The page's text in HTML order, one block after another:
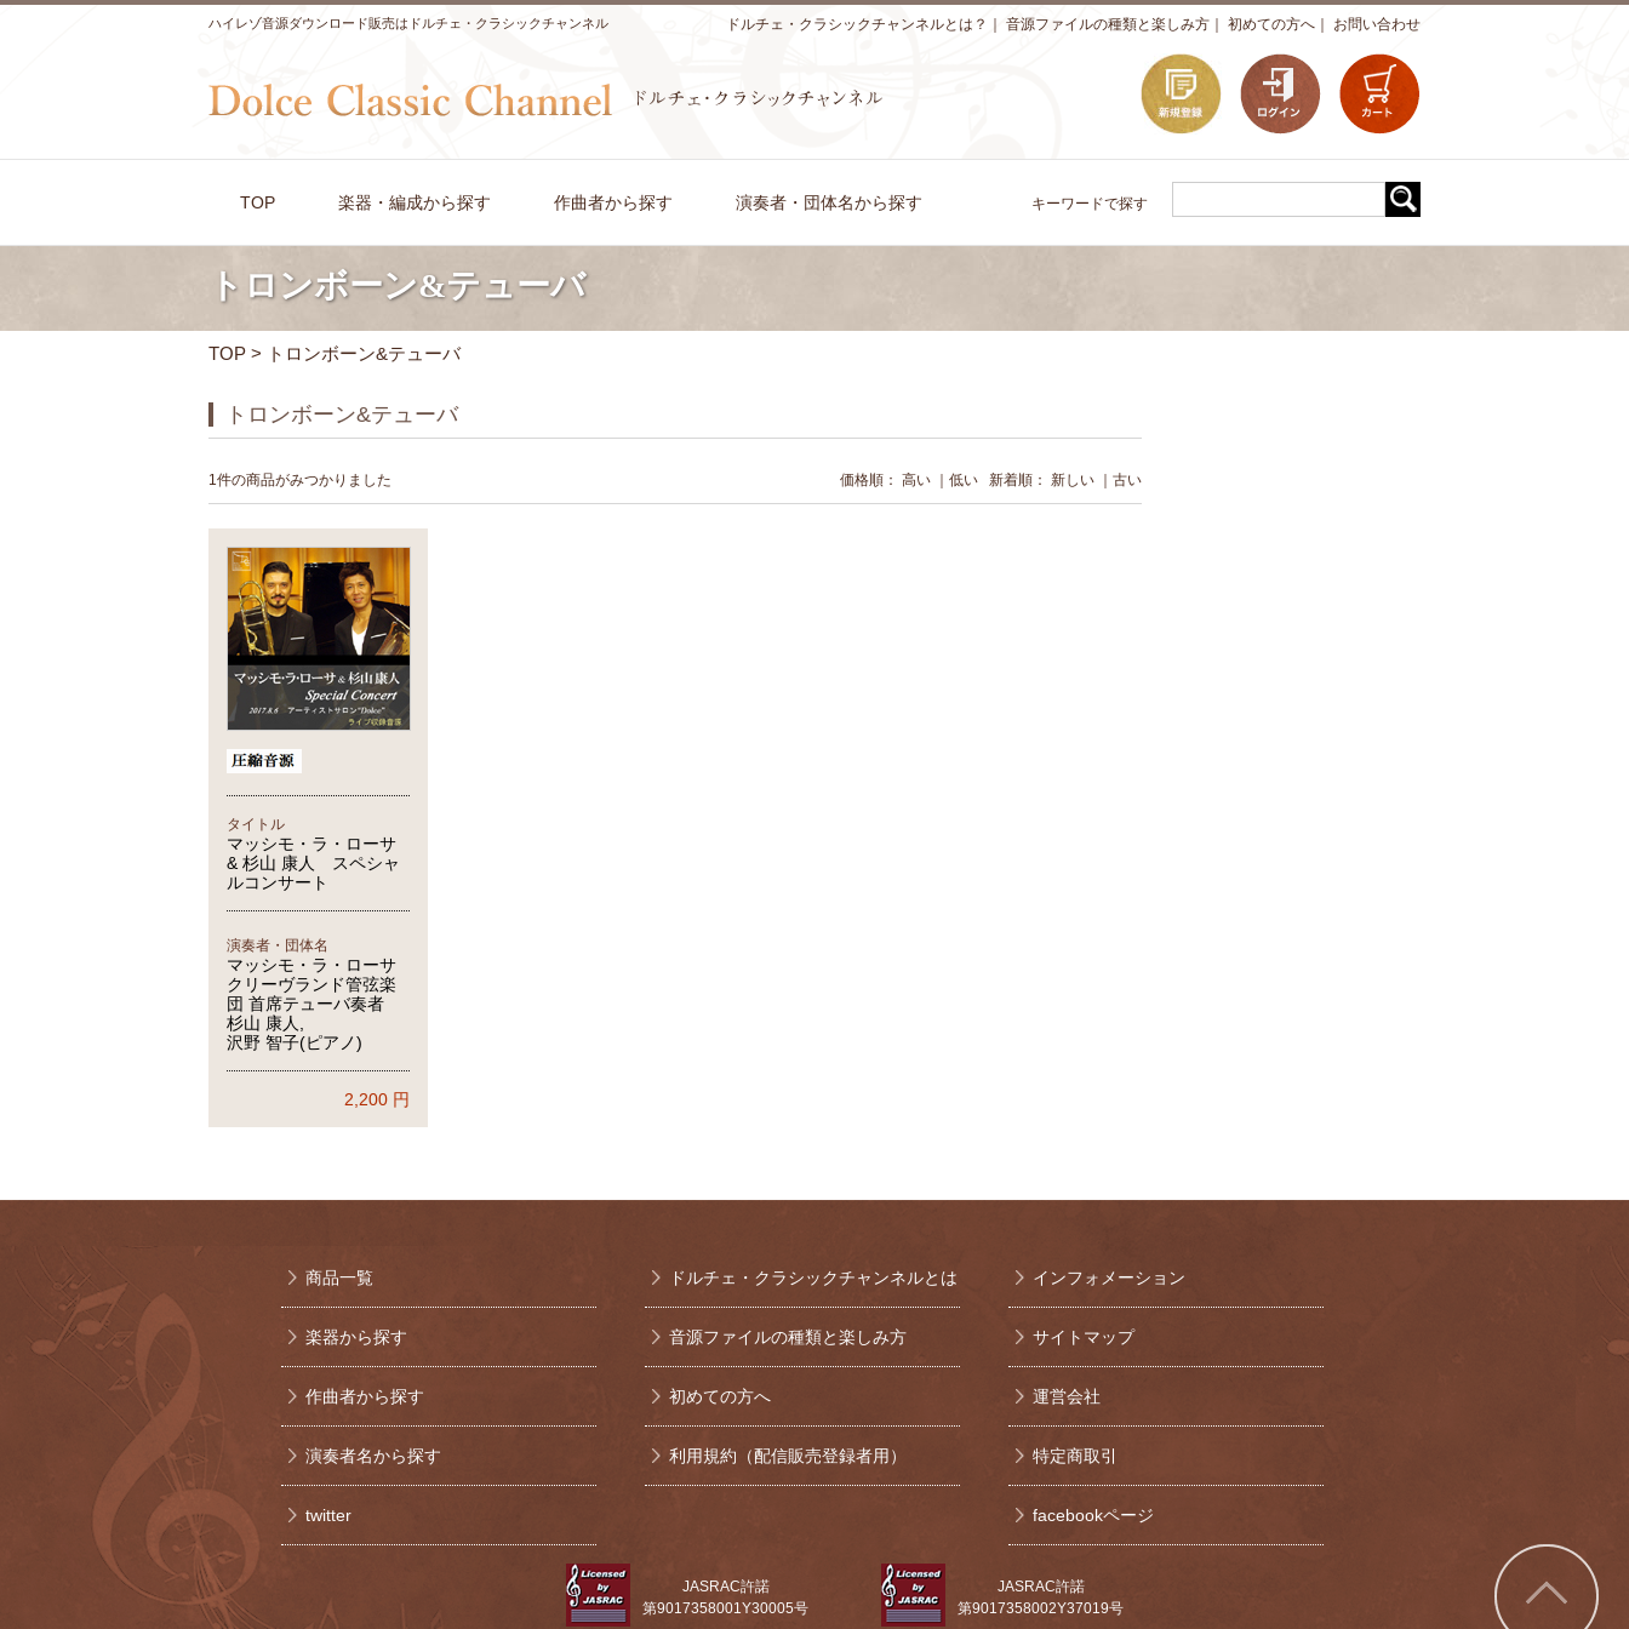
ハイレゾ音源ダウンロード販売はドルチェ・クラシックチャンネル お問い合わせ
初めての方へ
音源ファイルの種類と楽しみ方
ドルチェ・クラシックチャンネルとは？
TOP 楽器・編成から探す 作曲者から探す 演奏者・団体名から探す キーワードで探す
トロンボーン&テューバ
TOP > トロンボーン&テューバ
トロンボーン&テューバ
1件の商品がみつかりました 価格順： 高い 低い 新着順： 新しい 古い
タイトル
マッシモ・ラ・ローサ
& 杉山 康人 スペシャ
ルコンサート
演奏者・団体名
マッシモ・ラ・ローサ
クリーヴランド管弦楽
団 首席テューバ奏者
杉山 康人,
沢野 智子(ピアノ)
2,200 円
商品一覧
楽器から探す
作曲者から探す
演奏者名から探す
twitter
ドルチェ・クラシックチャンネルとは
音源ファイルの種類と楽しみ方
初めての方へ
利用規約（配信販売登録者用）
インフォメーション
サイトマップ
運営会社
特定商取引
facebookページ
JASRAC許諾
第9017358001Y30005号
JASRAC許諾
第9017358002Y37019号